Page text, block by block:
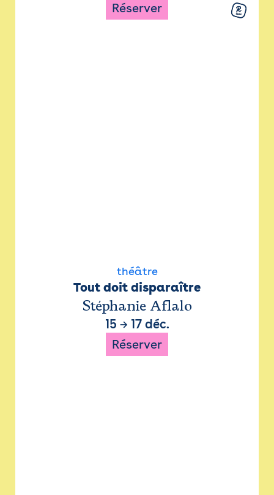
Réserver
théâtre
Tout doit disparaître
Stéphanie Aflalo
15 → 17 déc.
Réserver